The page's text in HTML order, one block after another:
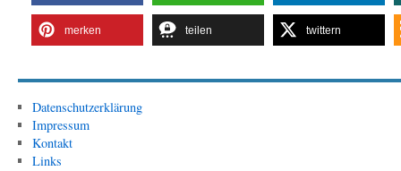
merken teilen twittern
Datenschutzerklärung
Impressum
Kontakt
Links